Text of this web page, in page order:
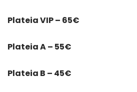
Plateia VIP – 65€
Plateia A – 55€
Plateia B – 45€